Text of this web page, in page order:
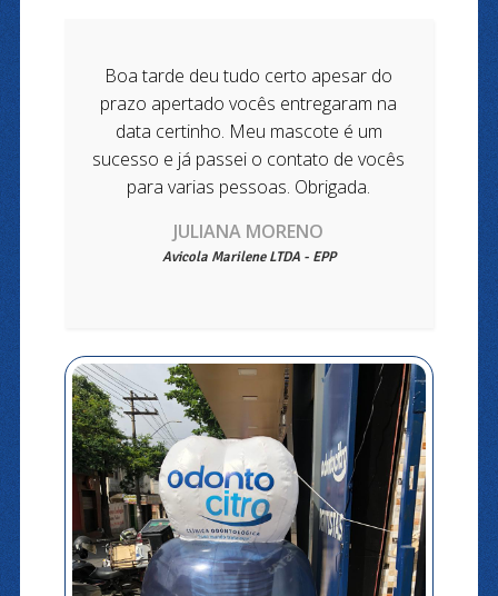
Boa tarde deu tudo certo apesar do
prazo apertado vocês entregaram na
data certinho. Meu mascote é um
sucesso e já passei o contato de vocês
para varias pessoas. Obrigada.
​JULIANA MORENO
Avicola Marilene LTDA - EPP